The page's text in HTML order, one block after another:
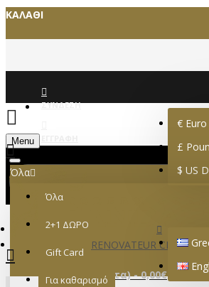
ΚΑΛΆΘΙ
ΣΎΝΔΕΣΗ
€ Euro
£
$ US
Menu
0 προϊόν(τα) - 0,00€
Όλα
Όλα
2+1 ΔΩΡΟ
Gift Card
Για καθαρισμό
RENOVATEUR CREME